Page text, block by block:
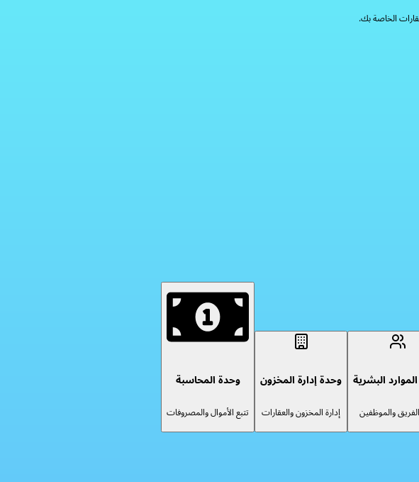
الخاصة بك.
البشرية
والموظفين
وحدة إدارة المخزون
إدارة المخزون والعقارات
وحدة المحاسبة
تتبع الأموال والمصروفات